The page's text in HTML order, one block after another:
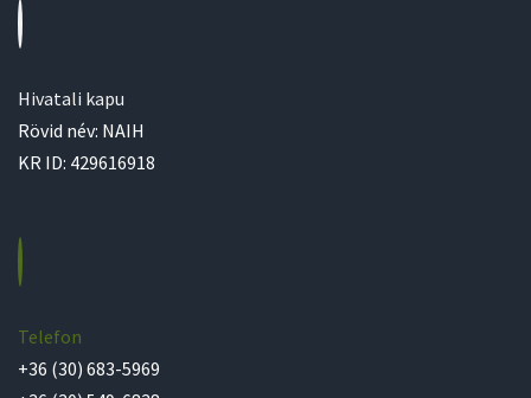
Hivatali kapu
Rövid név: NAIH
KR ID: 429616918
Telefon
+36 (30) 683-5969